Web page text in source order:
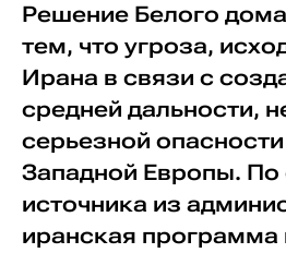
Решение Белого
тем, что угроза,
Ирана в связи с
средней дальности,
серьезной
Западной Европы. По
источника из
иранская